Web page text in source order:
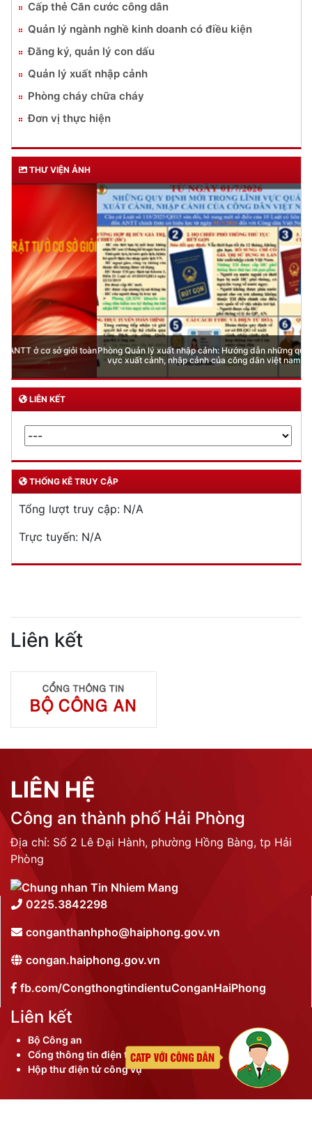
Cấp thẻ Căn cước công dân
Quản lý ngành nghề kinh doanh có điều kiện
Đăng ký, quản lý con dấu
Quản lý xuất nhập cảnh
Phòng cháy chữa cháy
Đơn vị thực hiện
THƯ VIỆN ẢNH
Phòng Quản lý xuất nhập cảnh: Hướng dẫn những quy định mới trong lĩnh
vực xuất cảnh, nhập cảnh của công dân việt nam từ ngày 01/7/2026
LIÊN KẾT
THỐNG KÊ TRUY CẬP
Tổng lượt truy cập: N/A
Trực tuyến: N/A
Liên kết
LIÊN HỆ
Công an thành phố Hải Phòng
Địa chỉ: Số 2 Lê Đại Hành, phường Hồng Bàng, tp Hải
Phòng
0225.3842298
conganthanhpho@haiphong.gov.vn
congan.haiphong.gov.vn
fb.com/CongthongtindientuConganHaiPhong
Liên kết
Bộ Công an
Cổng thông tin điện tử thành phố
Hộp thư điện tử công vụ